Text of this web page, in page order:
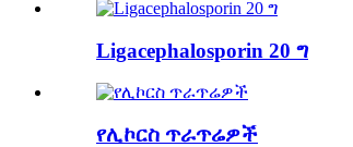
Ligacephalosporin 20 ግ
የሊኮርስ ጥራጥሬዎች